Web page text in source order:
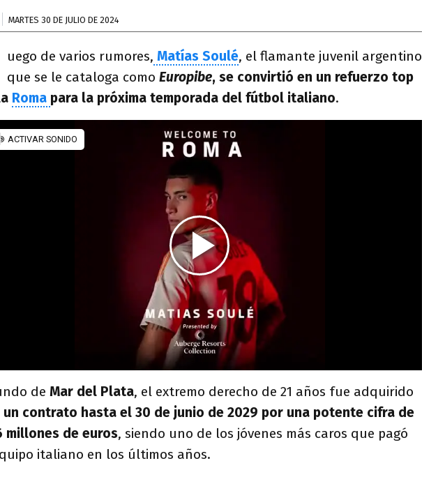
MARTES 30 DE JULIO DE 2024
uego de varios rumores, Matías Soulé, el flamante juvenil argentino
que se le cataloga como Europibe, se convirtió en un refuerzo top
Roma para la próxima temporada del fútbol italiano.
de Mar del Plata, el extremo derecho de 21 años fue adquirido
un contrato hasta el 30 de junio de 2029 por una potente cifra de
millones de euros, siendo uno de los jóvenes más caros que pagó
italiano en los últimos años.